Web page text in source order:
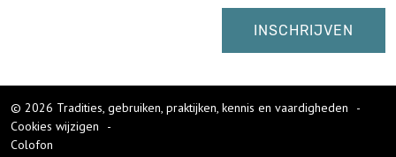
© 2026 Tradities, gebruiken, praktijken, kennis en vaardigheden
-
Cookies wijzigen
-
Colofon